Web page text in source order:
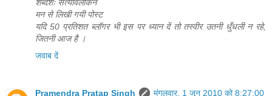
शब्दशः सत्यावलोकन
मन से लिखी गयी पोस्ट
यदि 50 प्रतिशत ब्लॉगर भी इस पर ध्यान दें तो तस्वीर उतनी धुँधली न रहे,
जितनी आज है ।
जवाब दें
Pramendra Pratap Singh
मंगलवार, 1 जून 2010 को 8:27:00